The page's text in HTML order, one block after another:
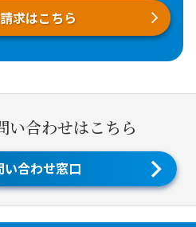
求はこちら
い合わせはこちら
い合わせ窓口